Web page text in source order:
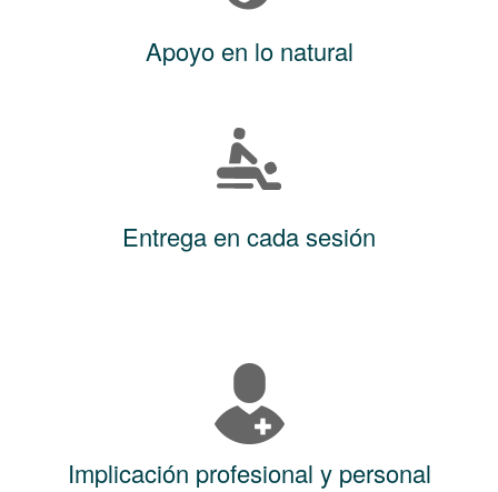
Apoyo en lo natural
Entrega en cada sesión
Implicación profesional y personal